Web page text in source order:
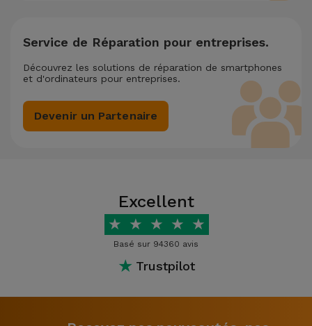
Service de Réparation pour entreprises.
Découvrez les solutions de réparation de smartphones
et d'ordinateurs pour entreprises.
Devenir un Partenaire
Excellent
★ ★ ★ ★ ★
Basé sur 94360 avis
★ Trustpilot